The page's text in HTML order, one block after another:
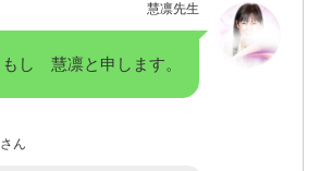
慧凛先生
もし 慧凛と申します。
ん